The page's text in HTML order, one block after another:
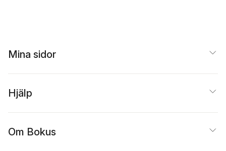
Mina sidor
Hjälp
Om Bokus